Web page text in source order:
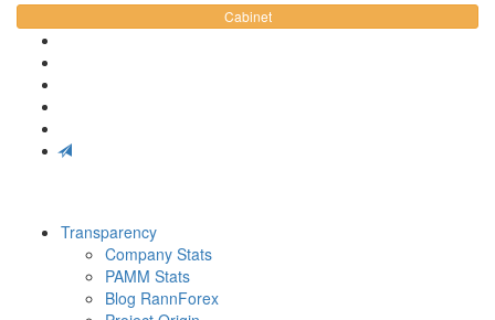
Cabinet
Transparency
Company Stats
PAMM Stats
Blog RannForex